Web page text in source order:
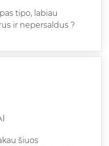
tipo, labiau
ir nepersaldus ?
šiuos